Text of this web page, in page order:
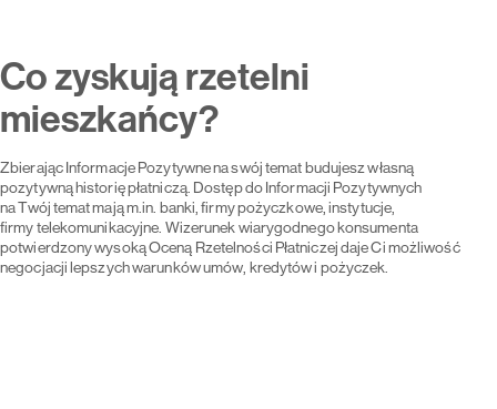
Co zyskują rzetelni
mieszkańcy?
Zbierając Informacje Pozytywne na swój temat budujesz własną
pozytywną historię płatniczą. Dostęp do Informacji Pozytywnych
na Twój temat mają m.in. banki, firmy pożyczkowe, instytucje,
firmy telekomunikacyjne. Wizerunek wiarygodnego konsumenta
potwierdzony wysoką Oceną Rzetelności Płatniczej daje Ci możliwość
negocjacji lepszych warunków umów, kredytów i pożyczek.